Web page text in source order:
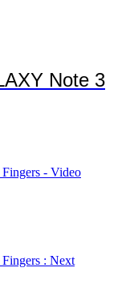
Note 3
Fingers - Video
Fingers : Next